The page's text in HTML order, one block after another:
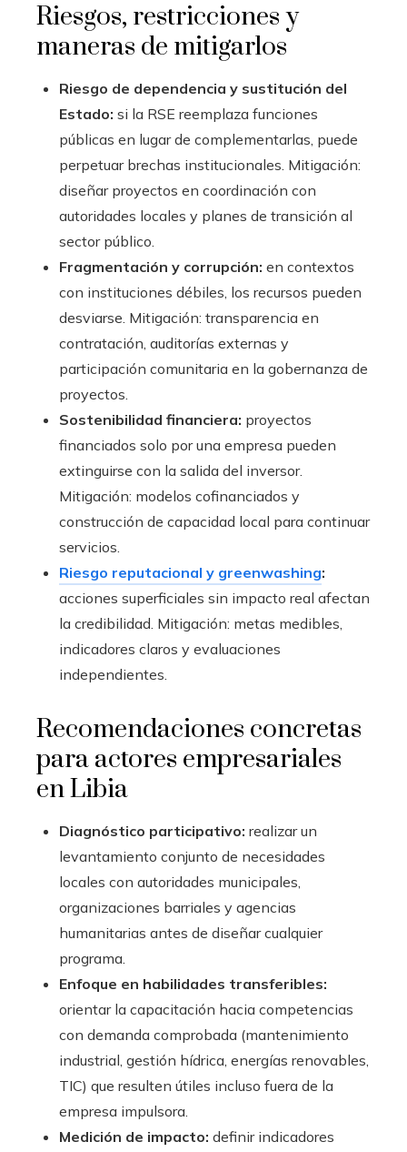
Riesgos, restricciones y
maneras de mitigarlos
Riesgo de dependencia y sustitución del
Estado: si la RSE reemplaza funciones
públicas en lugar de complementarlas, puede
perpetuar brechas institucionales. Mitigación:
diseñar proyectos en coordinación con
autoridades locales y planes de transición al
sector público.
Fragmentación y corrupción: en contextos
con instituciones débiles, los recursos pueden
desviarse. Mitigación: transparencia en
contratación, auditorías externas y
participación comunitaria en la gobernanza de
proyectos.
Sostenibilidad financiera: proyectos
financiados solo por una empresa pueden
extinguirse con la salida del inversor.
Mitigación: modelos cofinanciados y
construcción de capacidad local para continuar
servicios.
Riesgo reputacional y greenwashing:
acciones superficiales sin impacto real afectan
la credibilidad. Mitigación: metas medibles,
indicadores claros y evaluaciones
independientes.
Recomendaciones concretas
para actores empresariales
en Libia
Diagnóstico participativo: realizar un
levantamiento conjunto de necesidades
locales con autoridades municipales,
organizaciones barriales y agencias
humanitarias antes de diseñar cualquier
programa.
Enfoque en habilidades transferibles:
orientar la capacitación hacia competencias
con demanda comprobada (mantenimiento
industrial, gestión hídrica, energías renovables,
TIC) que resulten útiles incluso fuera de la
empresa impulsora.
Medición de impacto: definir indicadores